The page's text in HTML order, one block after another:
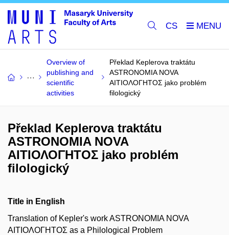
CS
Overview of
publishing and
scientific
activities
Překlad Keplerova traktátu
ASTRONOMIA NOVA
ΑΙΤΙΟΛΟΓΗΤΟΣ jako problém
filologický
Překlad Keplerova traktátu
ASTRONOMIA NOVA
ΑΙΤΙΟΛΟΓΗΤΟΣ jako problém
filologický
Title in English
Translation of Kepler's work ASTRONOMIA NOVA
ΑΙΤΙΟΛΟΓΗΤΟΣ as a Philological Problem